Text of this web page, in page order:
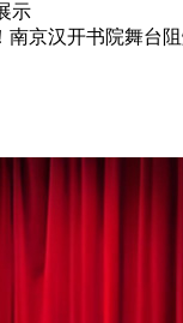
示
京汉开书院舞台